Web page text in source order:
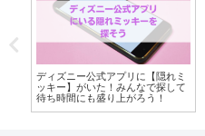
ディズニー公式アプリに【隠れミ
ッキー】がいた！みんなで探して
待ち時間にも盛り上がろう！